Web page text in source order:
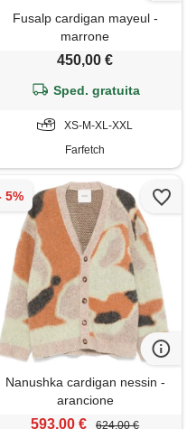
Fusalp cardigan mayeul -
marrone
450,00 €
Sped. gratuita
XS-M-XL-XXL
Farfetch
Nanushka cardigan nessin -
arancione
593,00 € 624,00 €